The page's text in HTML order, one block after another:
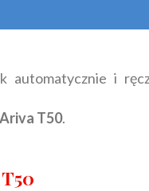
automatycznie i
T50.